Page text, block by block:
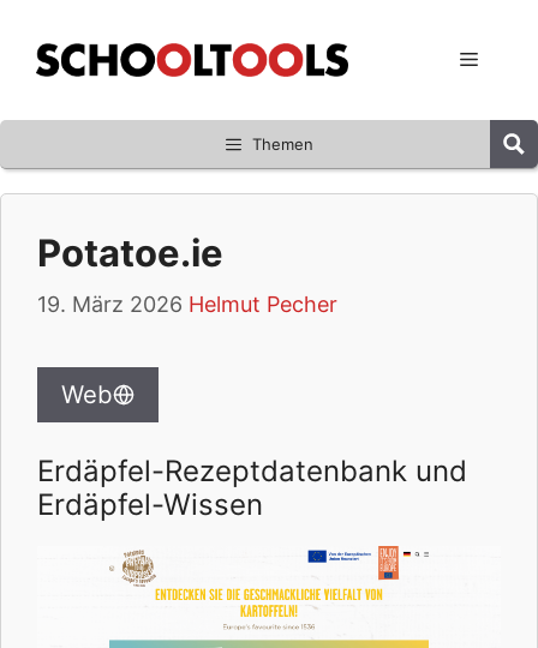
Inhalt
springen
Menü
Themen
Potatoe.ie
19. März 2026 Helmut Pecher
Web
Erdäpfel-Rezeptdatenbank und
Erdäpfel-Wissen